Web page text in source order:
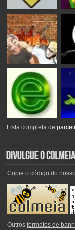
Lista completa de
Copie o código do nosso
Outros formatos de